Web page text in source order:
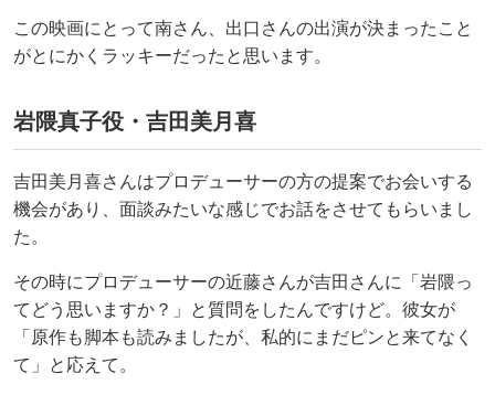
この映画にとって南さん、出口さんの出演が決まったこと
がとにかくラッキーだったと思います。
岩隈真子役・吉田美月喜
吉田美月喜さんはプロデューサーの方の提案でお会いする
機会があり、面談みたいな感じでお話をさせてもらいまし
た。
その時にプロデューサーの近藤さんが吉田さんに「岩隈っ
てどう思いますか？」と質問をしたんですけど。彼女が
「原作も脚本も読みましたが、私的にまだピンと来てなく
て」と応えて。